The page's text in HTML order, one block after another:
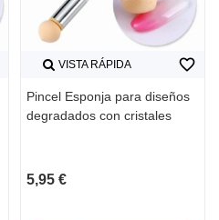
VISTA RÁPIDA
Pincel Esponja para diseños
degradados con cristales
5,95 €
favorite_border